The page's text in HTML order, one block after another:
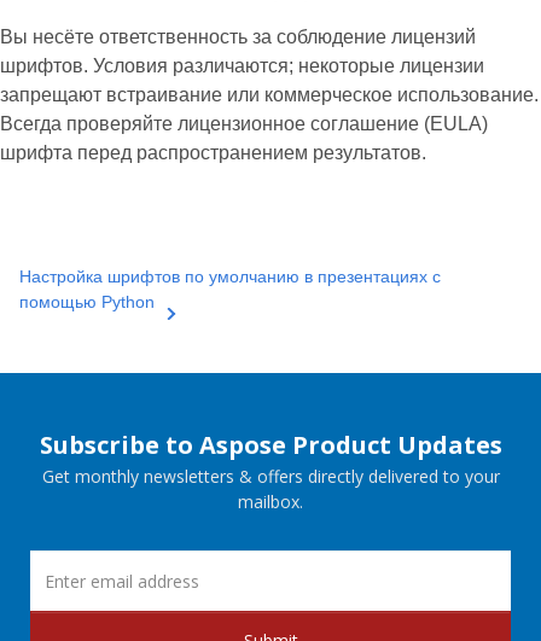
Вы несёте ответственность за соблюдение лицензий
шрифтов. Условия различаются; некоторые лицензии
запрещают встраивание или коммерческое использование.
Всегда проверяйте лицензионное соглашение (EULA)
шрифта перед распространением результатов.
Настройка шрифтов по умолчанию в презентациях с
помощью Python
Subscribe to Aspose Product Updates
Get monthly newsletters & offers directly delivered to your
mailbox.